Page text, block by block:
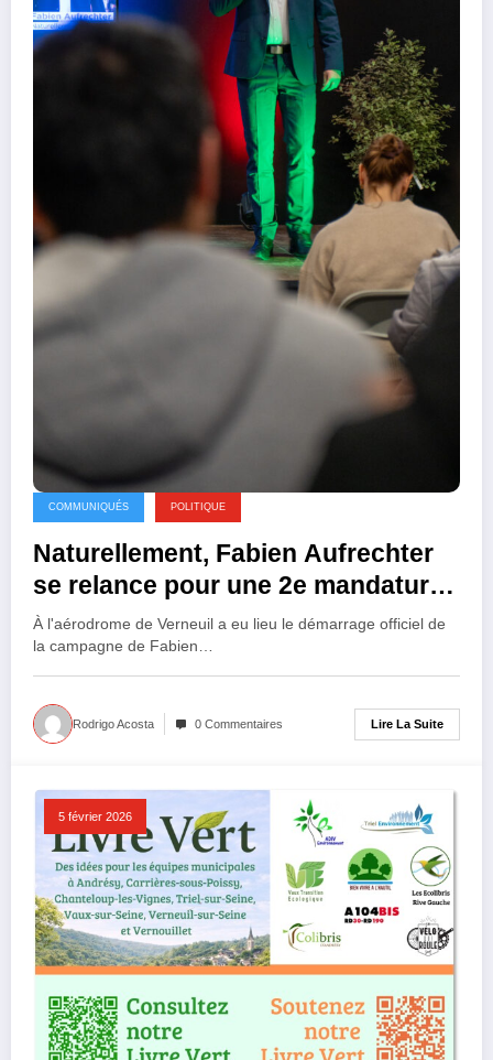
COMMUNIQUÉS POLITIQUE
Naturellement, Fabien Aufrechter
se relance pour une 2e mandature
à Verneuil-sur-Seine
À l'aérodrome de Verneuil a eu lieu le démarrage officiel de
la campagne de Fabien…
Rodrigo Acosta 0 Commentaires Lire La Suite
5 février 2026